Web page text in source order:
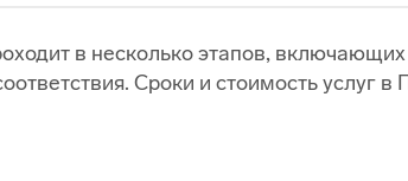
в несколько этапов, включающих
Сроки и стоимость услуг в